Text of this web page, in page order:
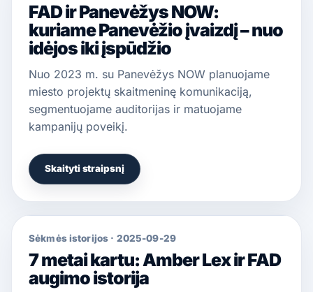
FAD ir Panevėžys NOW:
kuriame Panevėžio įvaizdį – nuo
idėjos iki įspūdžio
Nuo 2023 m. su Panevėžys NOW planuojame
miesto projektų skaitmeninę komunikaciją,
segmentuojame auditorijas ir matuojame
kampanijų poveikį.
Skaityti straipsnį
Sėkmės istorijos · 2025-09-29
7 metai kartu: Amber Lex ir FAD
augimo istorija